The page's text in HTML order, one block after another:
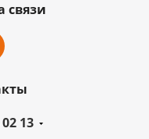
связи
13